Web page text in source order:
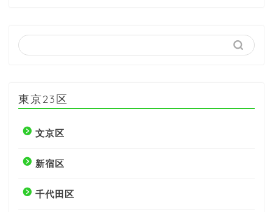
東京23区
文京区
新宿区
千代田区